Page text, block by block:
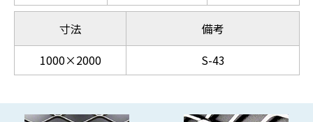
寸法
1000×2000
備考
S-43